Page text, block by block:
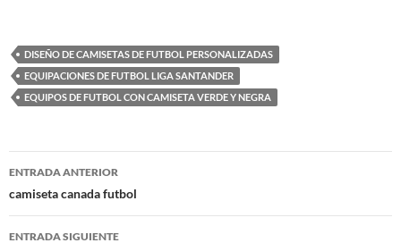
DISEÑO DE CAMISETAS DE FUTBOL PERSONALIZADAS
EQUIPACIONES DE FUTBOL LIGA SANTANDER
EQUIPOS DE FUTBOL CON CAMISETA VERDE Y NEGRA
Navegación
de
entradas
ENTRADA ANTERIOR
camiseta canada futbol
ENTRADA SIGUIENTE